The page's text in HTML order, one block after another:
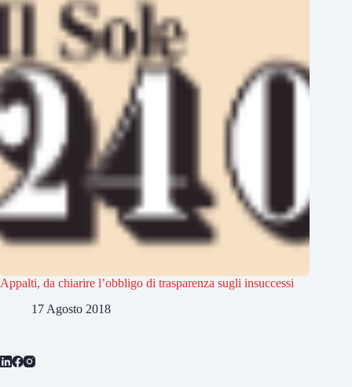
Appalti, da chiarire l’obbligo di trasparenza sugli insuccessi
17 Agosto 2018